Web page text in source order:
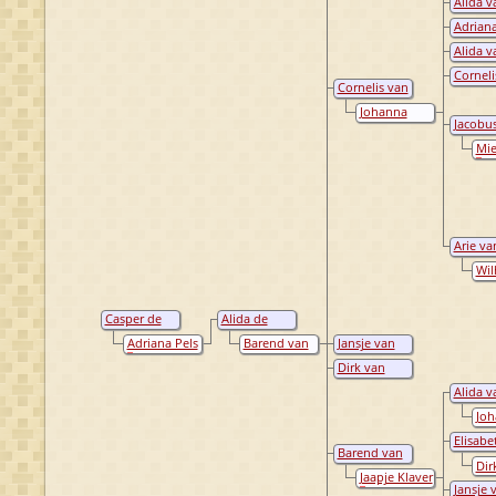
Alida
Jacob
Arie
Cornelis van
Osnabrugge
Johanna
Catharina de
Jansje van
Osnabrugge
Dirk van
Osnabrugge
Alida
van
Jansje
Barend van
Osnabrugge
Jaapje Klaver
Alida de
Bruyn
Barend van
Osnabrugge
Casper de
Bruyn
Adriana Pels